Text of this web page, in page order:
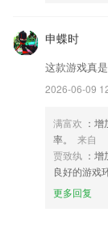
申蝶时
这款游戏真
2026-06-09
满富欢 ：
率。
来自
贾致纨 ：
良好的游戏
更多回复